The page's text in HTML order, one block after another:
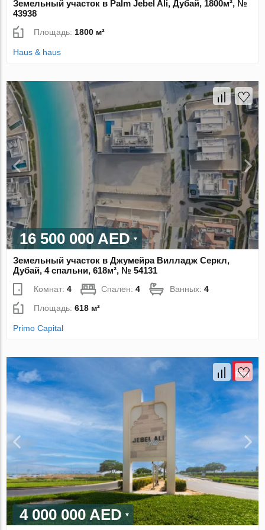
Земельный участок в Palm Jebel Ali, Дубай, 1800м², №
43938
Площадь:1800 м²
Haus & haus
16 500 000 AED
Земельный участок в Джумейра Вилладж Серкл,
Дубай, 4 спальни, 618м², № 54131
Комнат:4 Спален:4 Ванных:4
Площадь:618 м²
Primo Capital
4 000 000 AED